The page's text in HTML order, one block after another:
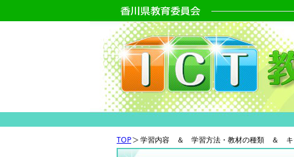
TOP 学習内容 ＆ 学習方法・教材の種類 ＆ キ